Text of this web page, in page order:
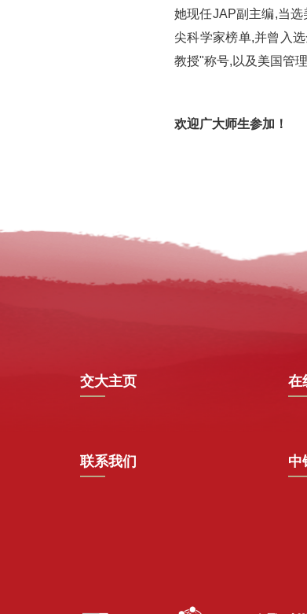
她现任JAP副主编,当
尖科学家榜单,并曾入
教授"称号,以及美国管
欢迎广大师生参加！
交大主页
联系我们
在
中